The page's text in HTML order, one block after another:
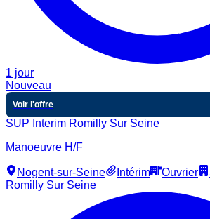
1 jour
Nouveau
Voir l'offre
SUP Interim Romilly Sur Seine
Manoeuvre H/F
Nogent-sur-Seine Intérim Ouvrier
Romilly Sur Seine